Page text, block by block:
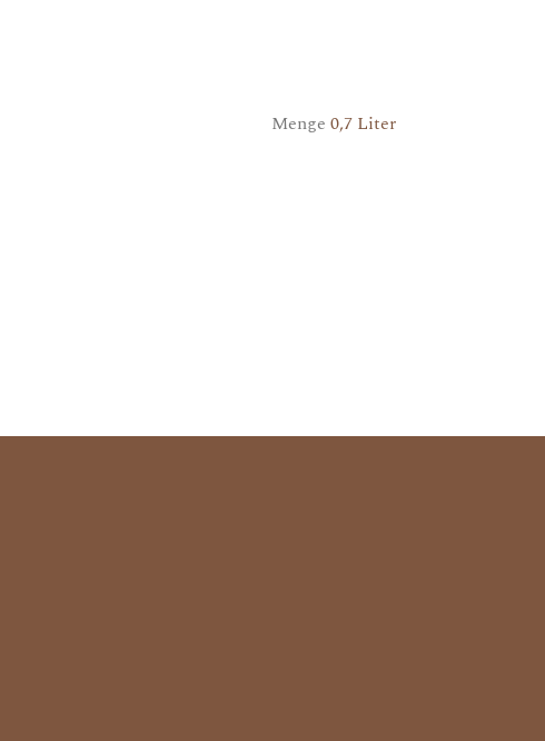
Menge 0,7 Liter